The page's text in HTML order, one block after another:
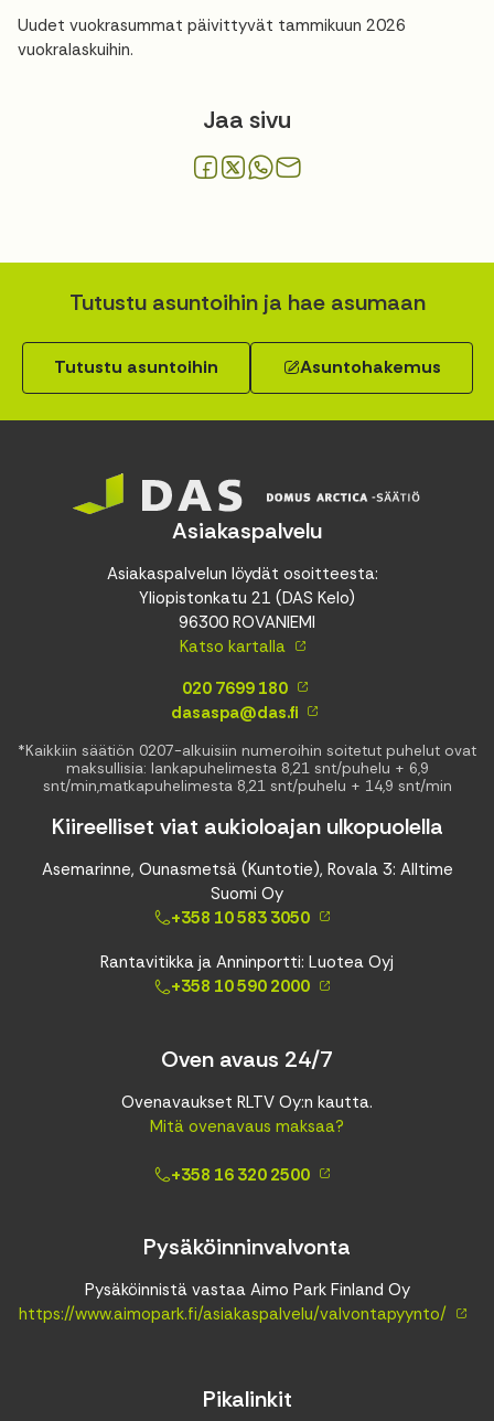
Uudet vuokrasummat päivittyvät tammikuun 2026
vuokralaskuihin.
Jaa sivu
Tutustu asuntoihin ja hae asumaan
Tutustu asuntoihin Asuntohakemus
Asiakaspalvelu
Asiakaspalvelun löydät osoitteesta:
Yliopistonkatu 21 (DAS Kelo)
96300 ROVANIEMI
Katso kartalla
020 7699 180
dasaspa@das.fi
*Kaikkiin säätiön 0207-alkuisiin numeroihin soitetut puhelut ovat
maksullisia: lankapuhelimesta 8,21 snt/puhelu + 6,9
snt/min,matkapuhelimesta 8,21 snt/puhelu + 14,9 snt/min
Kiireelliset viat aukioloajan ulkopuolella
Asemarinne, Ounasmetsä (Kuntotie), Rovala 3: Alltime
Suomi Oy
+358 10 583 3050
Rantavitikka ja Anninportti: Luotea Oyj
+358 10 590 2000
Oven avaus 24/7
Ovenavaukset RLTV Oy:n kautta.
Mitä ovenavaus maksaa?
+358 16 320 2500
Pysäköinninvalvonta
Pysäköinnistä vastaa Aimo Park Finland Oy
https://www.aimopark.fi/asiakaspalvelu/valvontapyynto/
Pikalinkit